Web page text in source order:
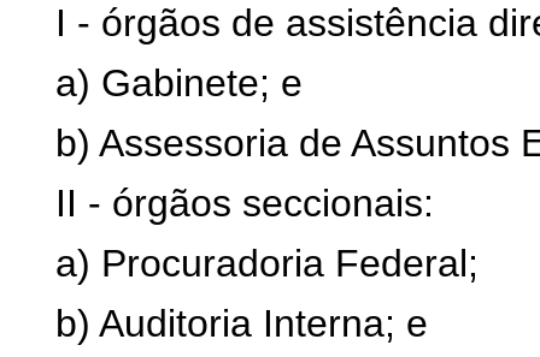
I - órgãos de assistência
a) Gabinete; e
b) Assessoria de Assuntos
II - órgãos seccionais:
a) Procuradoria Federal;
b) Auditoria Interna; e